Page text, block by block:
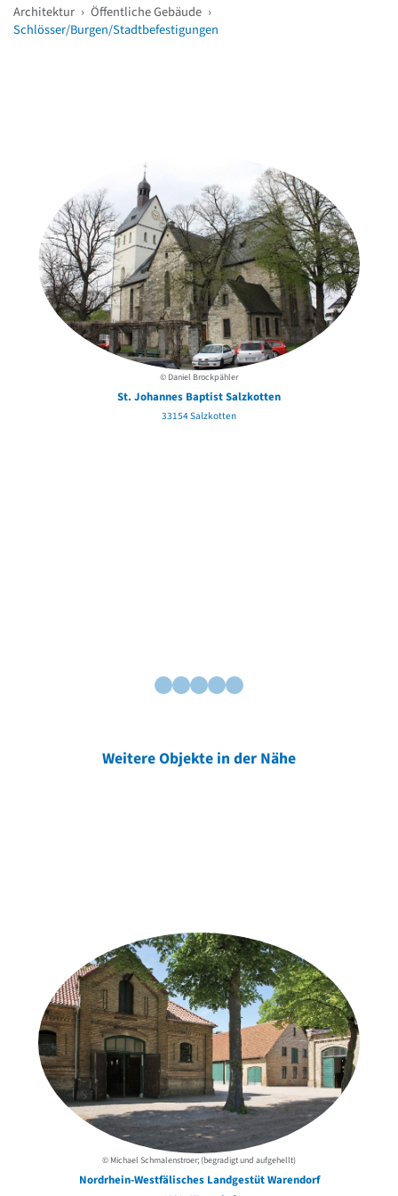
Architektur › Öffentliche Gebäude ›
Schlösser/Burgen/Stadtbefestigungen
© Daniel Brockpähler
St. Johannes Baptist Salzkotten
33154 Salzkotten
Weitere Objekte in der Nähe
© Michael Schmalenstroer; (begradigt und aufgehellt)
Nordrhein-Westfälisches Landgestüt Warendorf